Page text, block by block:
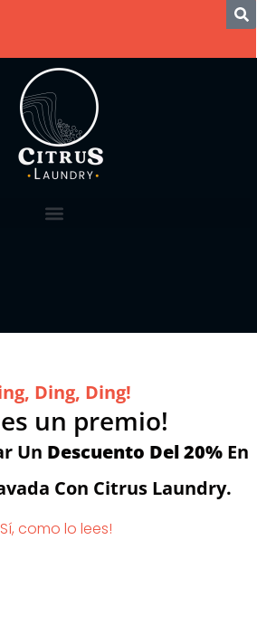
Ding, Ding!
un premio!
Un Descuento Del 20%En
Con Citrus Laundry.
como lo lees!